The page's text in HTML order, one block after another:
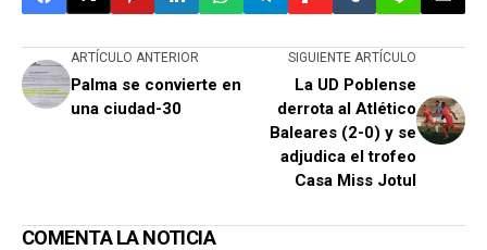
ARTÍCULO ANTERIOR
Palma se convierte en
una ciudad-30
SIGUIENTE ARTÍCULO
La UD Poblense
derrota al Atlético
Baleares (2-0) y se
adjudica el trofeo
Casa Miss Jotul
COMENTA LA NOTICIA